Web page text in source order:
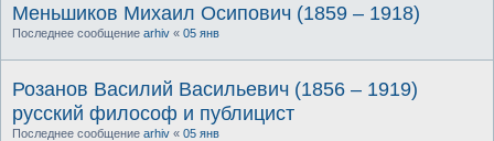
Меньшиков Михаил Осипович (1859 – 1918)
Последнее сообщение arhiv « 05 янв
Розанов Василий Васильевич (1856 – 1919)
русский философ и публицист
Последнее сообщение arhiv « 05 янв